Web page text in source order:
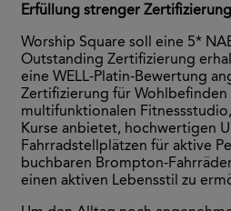
Erfüllung strenger
Worship Square soll eine 5*
Outstanding Zertifizierung
eine WELL-Platin-Bewertung
Zertifizierung für Wohlbefinden
multifunktionalen
Kurse anbietet, hochwertigen
Fahrradstellplätzen für aktive
buchbaren Brompton-
einen aktiven Lebensstil zu